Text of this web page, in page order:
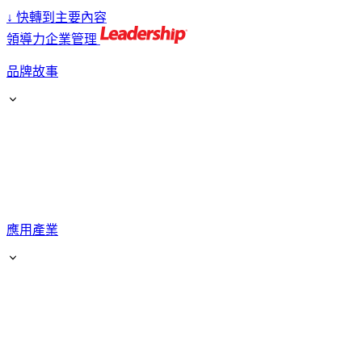
↓ 快轉到主要內容
領導力企業管理
品牌故事
應用產業